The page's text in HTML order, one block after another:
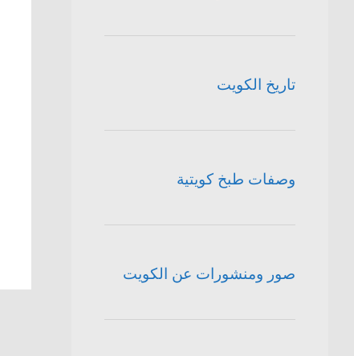
تاريخ الكويت
وصفات طبخ كويتية
صور ومنشورات عن الكويت